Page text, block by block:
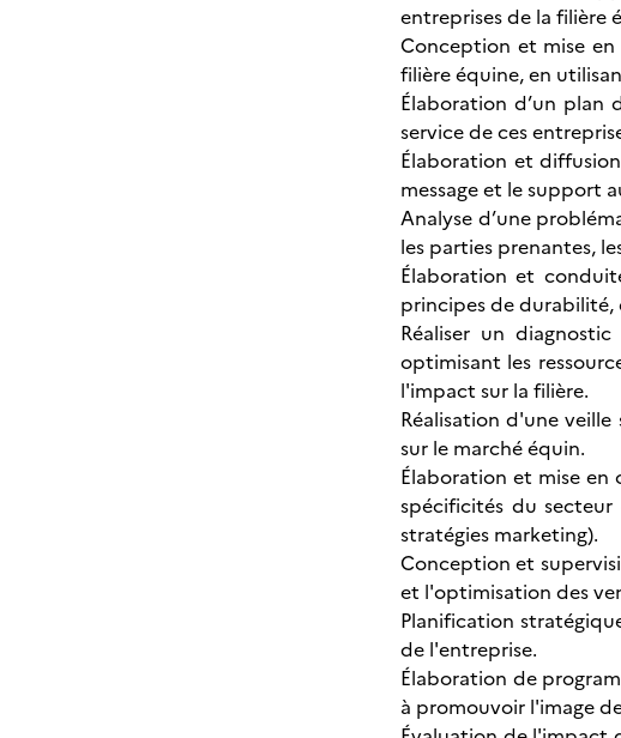
entreprises de la filière
Conception et mise
filière équine, en
Élaboration d’un
service de ces
Élaboration et
message et le support
Analyse d’une
les parties prenantes,
Élaboration et
principes de durabilité,
Réaliser un
optimisant les
l'impact sur la filière.
Réalisation d'une
sur le marché équin.
Élaboration et mise
spécificités du
stratégies marketing).
Conception et
et l'optimisation des
Planification
de l'entreprise.
Élaboration de
à promouvoir l'image